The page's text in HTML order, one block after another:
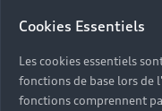
Cookies Essentiels
Les cookies essentiels
fonctions de base lors de
fonctions comprennent